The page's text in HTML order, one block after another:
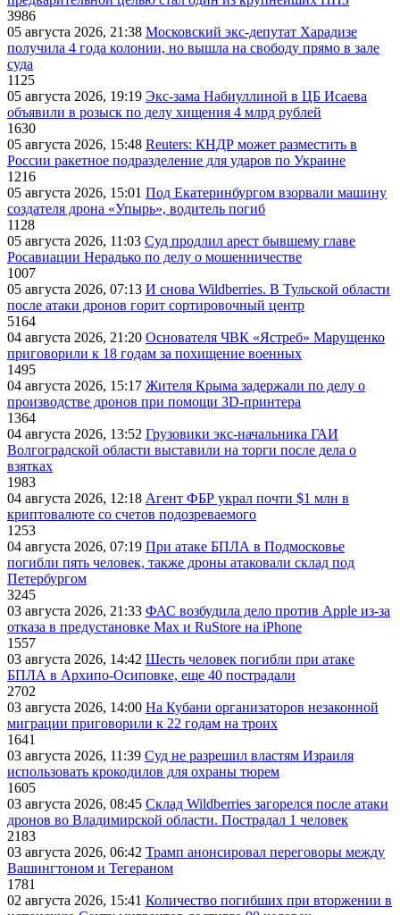
3986
05 августа 2026, 21:38 Московский экс-депутат Харадизе
получила 4 года колонии, но вышла на свободу прямо в зале
суда
1125
05 августа 2026, 19:19 Экс-зама Набиуллиной в ЦБ Исаева
объявили в розыск по делу хищения 4 млрд рублей
1630
05 августа 2026, 15:48 Reuters: КНДР может разместить в
России ракетное подразделение для ударов по Украине
1216
05 августа 2026, 15:01 Под Екатеринбургом взорвали машину
создателя дрона «Упырь», водитель погиб
1128
05 августа 2026, 11:03 Суд продлил арест бывшему главе
Росавиации Нерадько по делу о мошенничестве
1007
05 августа 2026, 07:13 И снова Wildberries. В Тульской области
после атаки дронов горит сортировочный центр
5164
04 августа 2026, 21:20 Основателя ЧВК «Ястреб» Марущенко
приговорили к 18 годам за похищение военных
1495
04 августа 2026, 15:17 Жителя Крыма задержали по делу о
производстве дронов при помощи 3D‑принтера
1364
04 августа 2026, 13:52 Грузовики экс-начальника ГАИ
Волгоградской области выставили на торги после дела о
взятках
1983
04 августа 2026, 12:18 Агент ФБР украл почти $1 млн в
криптовалюте со счетов подозреваемого
1253
04 августа 2026, 07:19 При атаке БПЛА в Подмосковье
погибли пять человек, также дроны атаковали склад под
Петербургом
3245
03 августа 2026, 21:33 ФАС возбудила дело против Apple из-за
отказа в предустановке Max и RuStore на iPhone
1557
03 августа 2026, 14:42 Шесть человек погибли при атаке
БПЛА в Архипо-Осиповке, еще 40 пострадали
2702
03 августа 2026, 14:00 На Кубани организаторов незаконной
миграции приговорили к 22 годам на троих
1641
03 августа 2026, 11:39 Суд не разрешил властям Израиля
использовать крокодилов для охраны тюрем
1605
03 августа 2026, 08:45 Склад Wildberries загорелся после атаки
дронов во Владимирской области. Пострадал 1 человек
2183
03 августа 2026, 06:42 Трамп анонсировал переговоры между
Вашингтоном и Тегераном
1781
02 августа 2026, 15:41 Количество погибших при вторжении в